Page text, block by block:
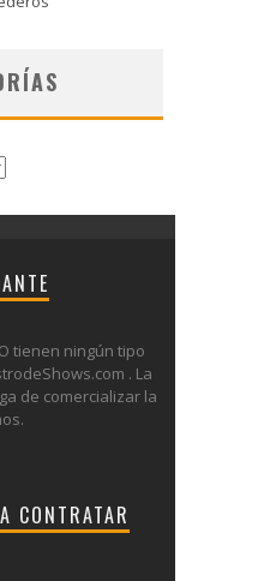
tienen ningún tipo
. La
de comercializar la
CONTRATAR